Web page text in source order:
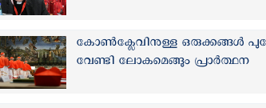
കോൺക്ലേവിനുള്ള ഒരുക്കങ്ങൾ
വേണ്ടി ലോകമെങ്ങും പ്രാര്‍ത്ഥന